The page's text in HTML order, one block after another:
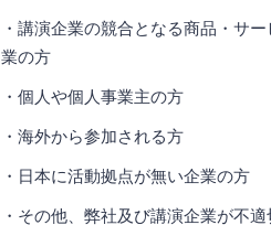
・講演企業の競合となる商品・サ
業の方
・個人や個人事業主の方
・海外から参加される方
・日本に活動拠点が無い企業の方
・その他、弊社及び講演企業が不